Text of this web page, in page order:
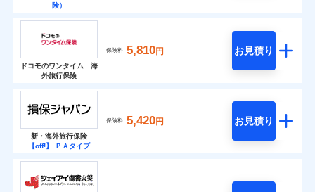
険）
ドコモのワンタイム 海
外旅行保険
保険料 5,810円 お見積り
新・海外旅行保険
【off!】 ＰＡタイプ
保険料 5,420円 お見積り